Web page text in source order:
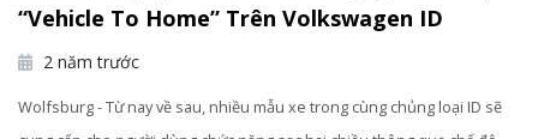
“Vehicle To Home” Trên Volkswagen ID
2 năm trước
Wolfsburg - Từ nay về sau, nhiều mẫu xe trong cùng chủng loại ID sẽ